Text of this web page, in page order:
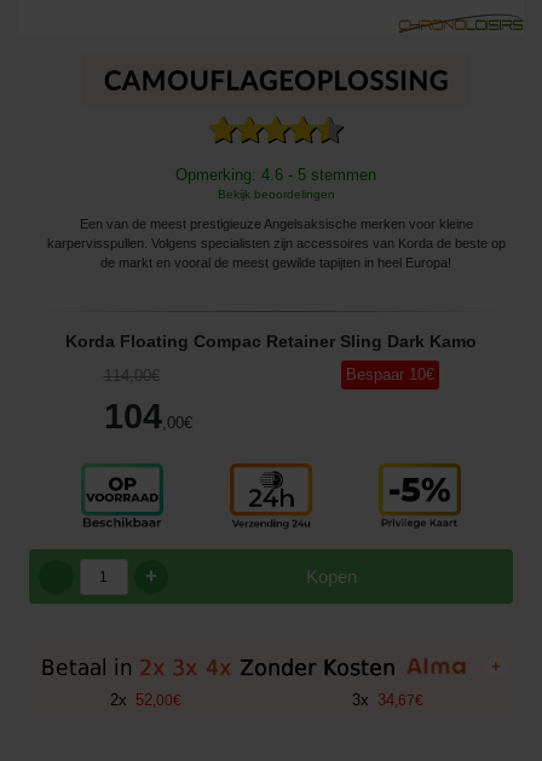
Opmerking: 4.6 - 5 stemmen
Bekijk beoordelingen
Een van de meest prestigieuze Angelsaksische merken voor kleine
karpervisspullen. Volgens specialisten zijn accessoires van Korda de beste op
de markt en vooral de meest gewilde tapijten in heel Europa!
Korda Floating Compac Retainer Sling Dark Kamo
114,00€
104,00€
Bespaar 10€
Kopen
+
+
2x 52 00€ 3x 34 67€